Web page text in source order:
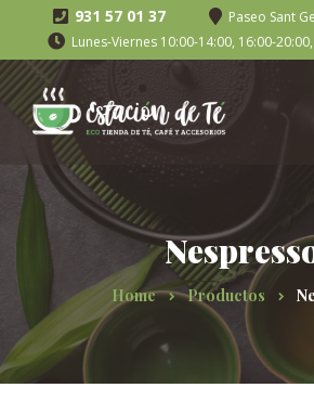
931 57 01 37
Paseo Sant
Lunes-Viernes 10:00-14:00, 16:00-
Home Productos